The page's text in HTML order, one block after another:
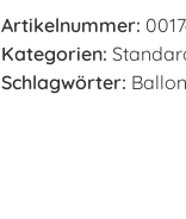
Artikelnummer:
Kategorien:
Schlagwörter: